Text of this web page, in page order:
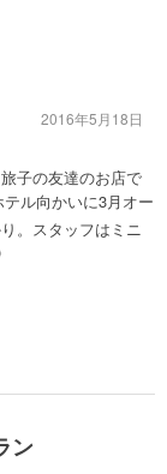
子の友達のお店で
ル向かいに3月オー
。スタッフはミニ
2016年5月18日
ン